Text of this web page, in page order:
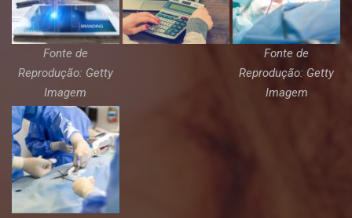
Fonte de
Reprodução: Getty
Imagem
Fonte de
Reprodução: Getty
Imagem